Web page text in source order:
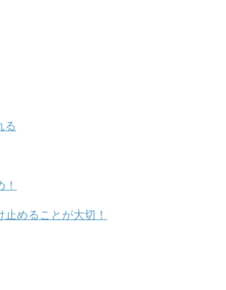
る
めることが大切！